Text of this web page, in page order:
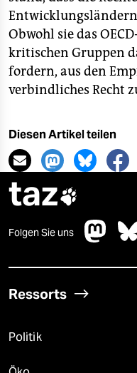
Obwohl sie das
kritischen Gruppen
fordern, aus den
verbindliches Recht
Diesen Artikel teilen
taz
Folgen Sie uns
Ressorts
Politik